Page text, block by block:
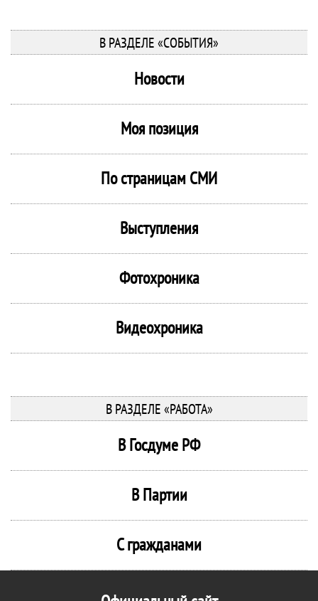
В РАЗДЕЛЕ «СОБЫТИЯ»
Новости
Моя позиция
По страницам СМИ
Выступления
Фотохроника
Видеохроника
В РАЗДЕЛЕ «РАБОТА»
В Госдуме РФ
В Партии
С гражданами